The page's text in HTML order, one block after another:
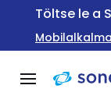
Ugrás aTöltse le a